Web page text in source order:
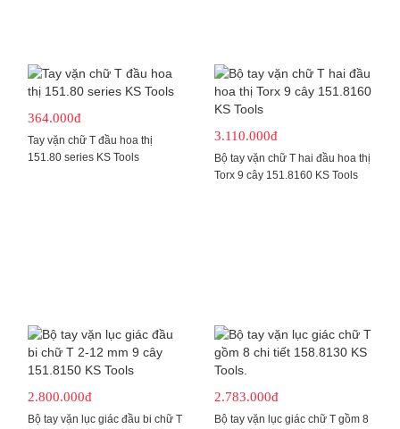
364.000đ
Tay vặn chữ T đầu hoa thị
151.80 series KS Tools
3.110.000đ
Bộ tay vặn chữ T hai đầu hoa thị
Torx 9 cây 151.8160 KS Tools
2.800.000đ
Bộ tay vặn lục giác đầu bi chữ T
2.783.000đ
Bộ tay vặn lục giác chữ T gồm 8